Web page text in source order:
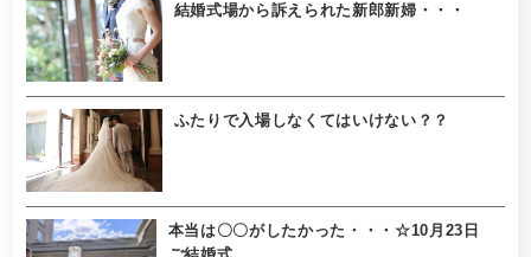
結婚式場から訴えられた新郎新婦・・・
ふたりで入場しなくてはいけない？？
本当は〇〇がしたかった・・・☆10月23日